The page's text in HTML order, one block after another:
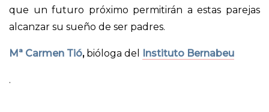
que un futuro próximo permitirán a estas parejas
alcanzar su sueño de ser padres.
Mª Carmen Tió, bióloga del Instituto Bernabeu
.